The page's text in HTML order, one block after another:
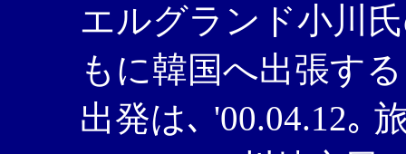
エルグランド小川
もに韓国へ出張す
出発は､ '00.04.12｡